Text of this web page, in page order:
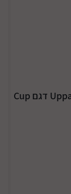
מחזיק כוס ובקבוק מקורי לעגלות Uppabay דגם Cup